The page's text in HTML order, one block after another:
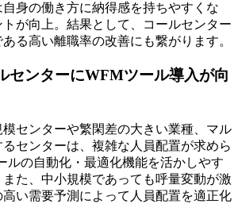
身の働き方に納得感を持ちやすくな
が向上 。結果として、コールセンター
る高い離職率の改善にも繋がります。
センターにWFMツール導入が向
センターや繁閑差の大きい業種
マル
センターは、複雑な人員配置が求めら
ルの自動化・最適化機能を活かしやす
た、中小規模であっても呼量変動が激
い需要予測によって人員配置を適正化